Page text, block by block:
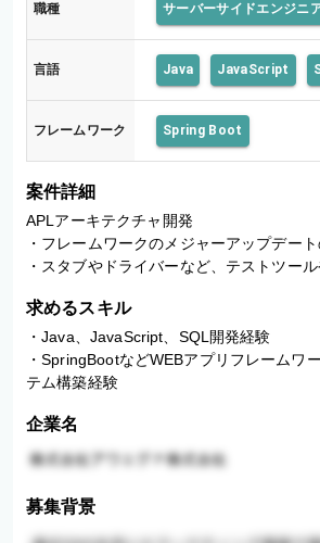
職種 サーバーサイドエンジニ
言語 Java JavaScript
フレームワーク Spring Boot
案件詳細
APLアーキテクチャ開発
・フレームワークのメジャーアップデー
・スタブやドライバーなど、テストツー
求めるスキル
・Java、JavaScript、SQL開発経験
・SpringBootなどWEBアプリフレームワ
テム構築経験
企業名
募集背景